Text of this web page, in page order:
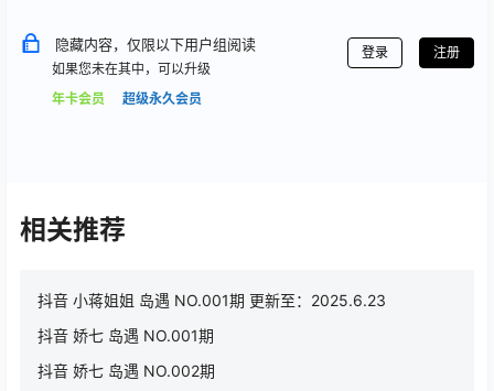
隐藏内容，仅限以下用户组阅读
如果您未在其中，可以升级
年卡会员
超级永久会员
登录 注册
相关推荐
抖音 小蒋姐姐 岛遇 NO.001期 更新至：2025.6.23
抖音 娇七 岛遇 NO.001期
抖音 娇七 岛遇 NO.002期